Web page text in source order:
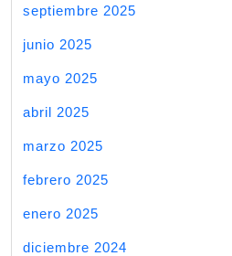
septiembre 2025
junio 2025
mayo 2025
abril 2025
marzo 2025
febrero 2025
enero 2025
diciembre 2024